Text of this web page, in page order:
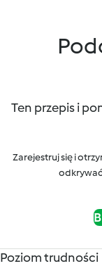
Ten przepis i
Zarejestruj się i
Poziom trudności